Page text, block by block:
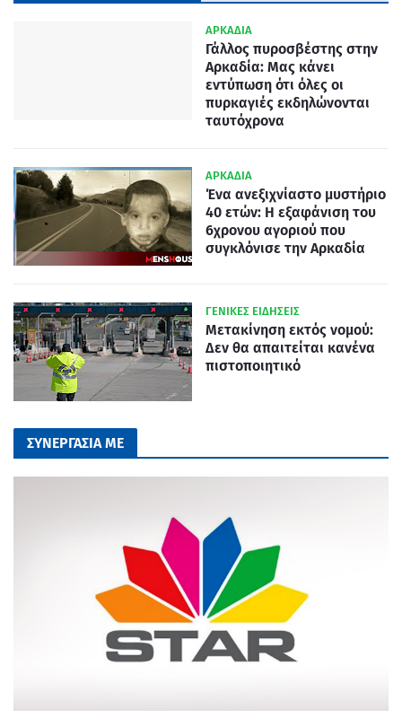
ΑΡΚΑΔΙΑ
Γάλλος πυροσβέστης στην
Αρκαδία: Μας κάνει
εντύπωση ότι όλες οι
πυρκαγιές εκδηλώνονται
ταυτόχρονα
ΑΡΚΑΔΙΑ
Ένα ανεξιχνίαστο μυστήριο
40 ετών: Η εξαφάνιση του
6χρονου αγοριού που
συγκλόνισε την Αρκαδία
ΓΕΝΙΚΕΣ ΕΙΔΗΣΕΙΣ
Μετακίνηση εκτός νομού:
Δεν θα απαιτείται κανένα
πιστοποιητικό
ΣΥΝΕΡΓΑΣΙΑ ΜΕ